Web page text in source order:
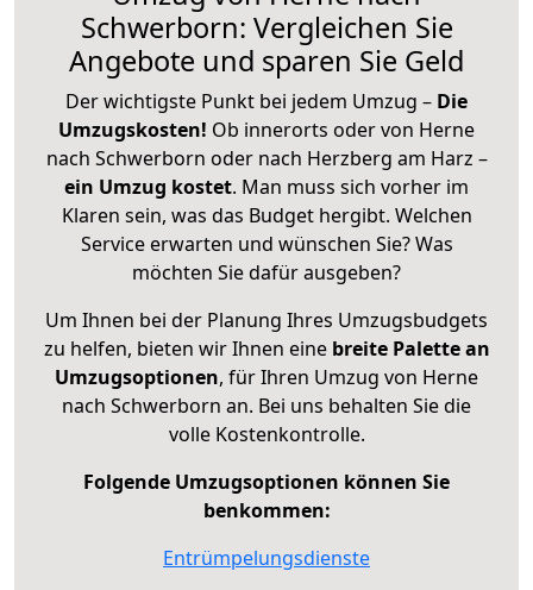
Schwerborn: Vergleichen Sie
Angebote und sparen Sie Geld
Der wichtigste Punkt bei jedem Umzug – Die
Umzugskosten! Ob innerorts oder von Herne
nach Schwerborn oder nach Herzberg am Harz –
ein Umzug kostet. Man muss sich vorher im
Klaren sein, was das Budget hergibt. Welchen
Service erwarten und wünschen Sie? Was
möchten Sie dafür ausgeben?
Um Ihnen bei der Planung Ihres Umzugsbudgets
zu helfen, bieten wir Ihnen eine breite Palette an
Umzugsoptionen, für Ihren Umzug von Herne
nach Schwerborn an. Bei uns behalten Sie die
volle Kostenkontrolle.
Folgende Umzugsoptionen können Sie
benkommen:
Entrümpelungsdienste